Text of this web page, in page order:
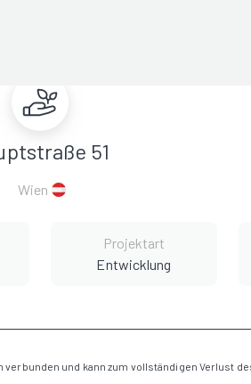
51
Wien
Projektart
Entwicklung
und kann zum vollständigen Verlust